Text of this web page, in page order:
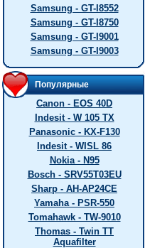
Samsung - GT-I8552
Samsung - GT-I8750
Samsung - GT-I9001
Samsung - GT-I9003
Популярные
Canon - EOS 40D
Indesit - W 105 TX
Panasonic - KX-F130
Indesit - WISL 86
Nokia - N95
Bosch - SRV55T03EU
Sharp - AH-AP24CE
Yamaha - PSR-550
Tomahawk - TW-9010
Thomas - Twin TT
Aquafilter